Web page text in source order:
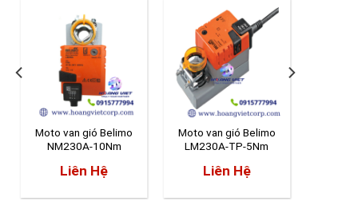
Moto van gió Belimo
NM230A-10Nm
Liên Hệ
Moto van gió Belimo
LM230A-TP-5Nm
Liên Hệ